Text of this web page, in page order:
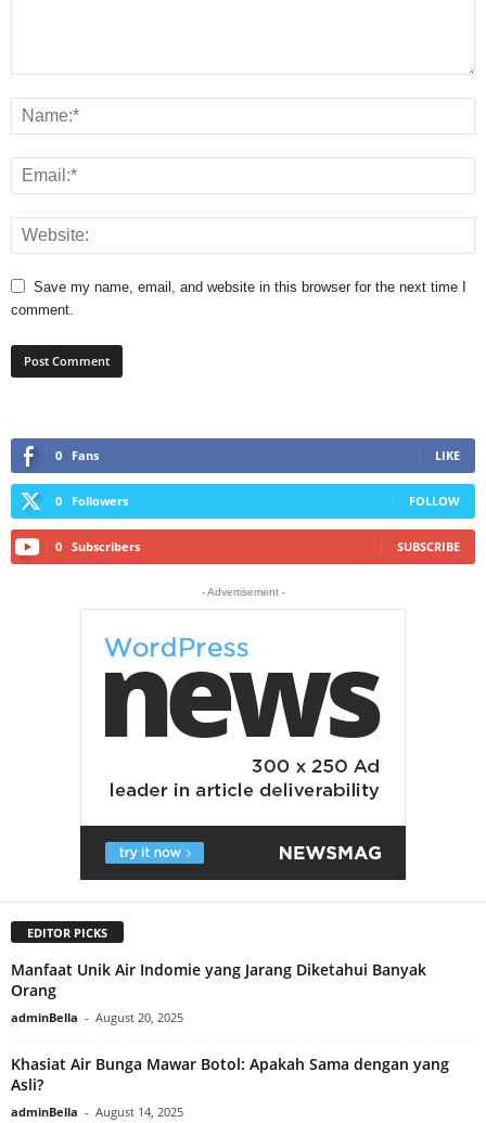
Save my name, email, and website in this browser for the next time I
comment.
0 Fans LIKE
0 Followers FOLLOW
0 Subscribers SUBSCRIBE
- Advertisement -
EDITOR PICKS
Manfaat Unik Air Indomie yang Jarang Diketahui Banyak
Orang
adminBella - August 20, 2025
Khasiat Air Bunga Mawar Botol: Apakah Sama dengan yang
Asli?
adminBella - August 14, 2025